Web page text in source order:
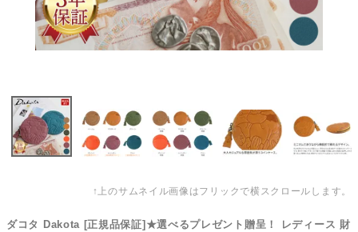
↑上のサムネイル画像はフリックで横スクロールします。
ダコタ Dakota [正規品保証]★選べるプレゼント贈呈！ レディース 財